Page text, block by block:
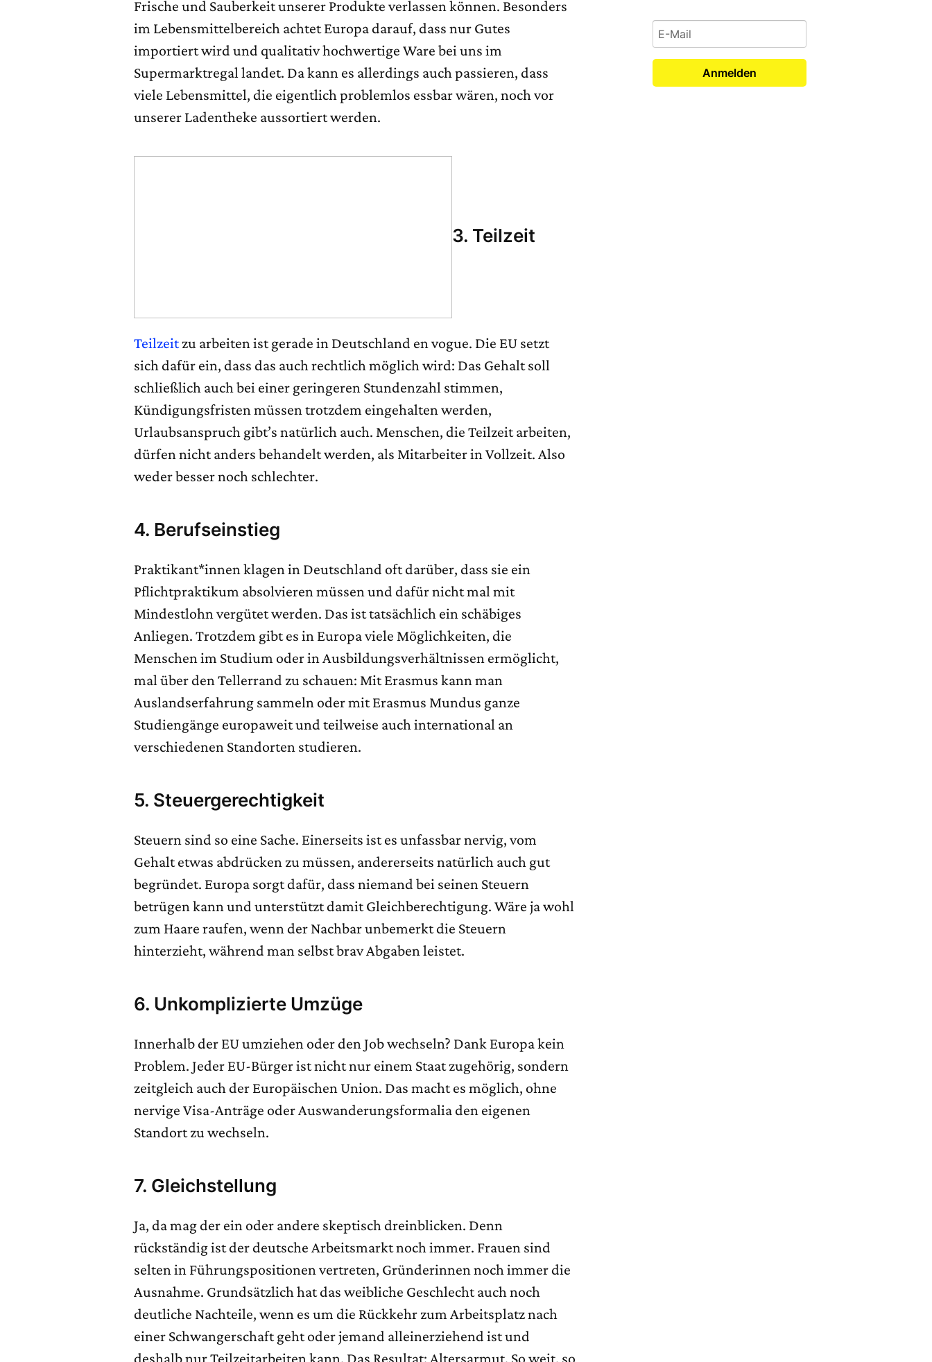
Frische und Sauberkeit unserer Produkte verlassen können. Besonders
im Lebensmittelbereich achtet Europa darauf, dass nur Gutes
importiert wird und qualitativ hochwertige Ware bei uns im
Supermarktregal landet. Da kann es allerdings auch passieren, dass
viele Lebensmittel, die eigentlich problemlos essbar wären, noch vor
unserer Ladentheke aussortiert werden.
3. Teilzeit
Teilzeitzu arbeiten ist gerade in Deutschland en vogue. Die EU setzt
sich dafür ein, dass das auch rechtlich möglich wird: Das Gehalt soll
schließlich auch bei einer geringeren Stundenzahl stimmen,
Kündigungsfristen müssen trotzdem eingehalten werden,
Urlaubsanspruch gibt’s natürlich auch. Menschen, die Teilzeit arbeiten,
dürfen nicht anders behandelt werden, als Mitarbeiter in Vollzeit. Also
weder besser noch schlechter.
4. Berufseinstieg
Praktikant*innen klagen in Deutschland oft darüber, dass sie ein
Pflichtpraktikum absolvieren müssen und dafür nicht mal mit
Mindestlohn vergütet werden. Das ist tatsächlich ein schäbiges
Anliegen. Trotzdem gibt es in Europa viele Möglichkeiten, die
Menschen im Studium oder in Ausbildungsverhältnissen ermöglicht,
mal über den Tellerrand zu schauen: Mit Erasmus kann man
Auslandserfahrung sammeln oder mit Erasmus Mundus ganze
Studiengänge europaweit und teilweise auch international an
verschiedenen Standorten studieren.
5. Steuergerechtigkeit
Steuern sind so eine Sache. Einerseits ist es unfassbar nervig, vom
Gehalt etwas abdrücken zu müssen, andererseits natürlich auch gut
begründet. Europa sorgt dafür, dass niemand bei seinen Steuern
betrügen kann und unterstützt damit Gleichberechtigung. Wäre ja wohl
zum Haare raufen, wenn der Nachbar unbemerkt die Steuern
hinterzieht, während man selbst brav Abgaben leistet.
6. Unkomplizierte Umzüge
Innerhalb der EU umziehen oder den Job wechseln? Dank Europa kein
Problem. Jeder EU-Bürger ist nicht nur einem Staat zugehörig, sondern
zeitgleich auch der Europäischen Union. Das macht es möglich, ohne
nervige Visa-Anträge oder Auswanderungsformalia den eigenen
Standort zu wechseln.
7. Gleichstellung
Ja, da mag der ein oder andere skeptisch dreinblicken. Denn
rückständig ist der deutsche Arbeitsmarkt noch immer. Frauen sind
selten in Führungspositionen vertreten, Gründerinnen noch immer die
Ausnahme. Grundsätzlich hat das weibliche Geschlecht auch noch
deutliche Nachteile, wenn es um die Rückkehr zum Arbeitsplatz nach
einer Schwangerschaft geht oder jemand alleinerziehend ist und
deshalb nur Teilzeitarbeiten kann. Das Resultat: Altersarmut. So weit, so
Anmelden